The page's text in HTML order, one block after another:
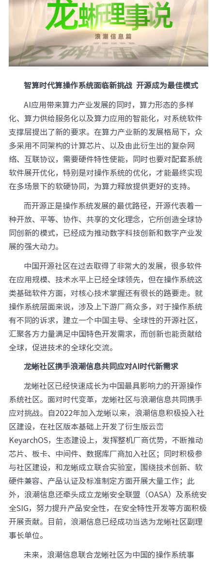
智算时代算操作系统面临新挑战 开源成为最佳模式
AI应用带来算力产业发展的同时，算力形态的多样
化、算力供给服务化以及算力应用的智能化，对系统软件
支撑层提出了新的要求。在算力产业新的发展格局下，众
多采用不同架构的计算芯片、以及由此衍生出的复杂网
络、互联协议，需要硬件特性使能，同时也要对配套系统
软件展开优化，特别是对操作系统的优化，才能最终实现
在多场景下的软硬协同，为算力释放提供更好的支持。
而开源正是操作系统发展的最优路径，开源代表着一
种开放、平等、协作、共享的文化理念，它所创造全球协
同创新的模式，已经成为推动数字科技创新和数字产业发
展的强大动力。
中国开源社区在过去取得了非常大的发展，很多软件
在应用规模、技术水平上已经全球领先，但在操作系统这
类基础软件方面，对核心技术掌握还有很长的路要走。就
操作系统层面来说，涉及上下游厂商众多，对于操作系统
有不同的诉求，建立一个中国主导、全球性的开源社区，
汇聚各方力量满足中国特色开发需求，而创新也能贡献给
全球，促进技术的全球化交流。
龙蜥社区携手浪潮信息共同应对AI时代新需求
龙蜥社区已经快速成长为中国最具影响力的开源操作
系统社区。面对时代变革，龙蜥社区与浪潮信息共同携手
应对挑战。自2022年加入龙蜥以来，浪潮信息积极投入社
区建设，在社区版本基础上开发了衍生版云峦
KeyarchOS，生态建设上，发挥整机厂商优势，不断推动
芯片、板卡、中间件、数据库厂商加入社区；同时积极参
与社区建设，和龙蜥成立联合实验室，围绕技术创新、软
硬件兼容、产品认证及标准制定方面开展大量工作；此
外，浪潮信息还牵头成立龙蜥安全联盟（OASA）及系统安
全SIG，努力提升产品安全性，在安全特性开发等方面积极
开展贡献。目前，浪潮信息已经成功当选为龙蜥社区副理
事长单位。
未来，浪潮信息联合龙蜥社区为中国的操作系统事